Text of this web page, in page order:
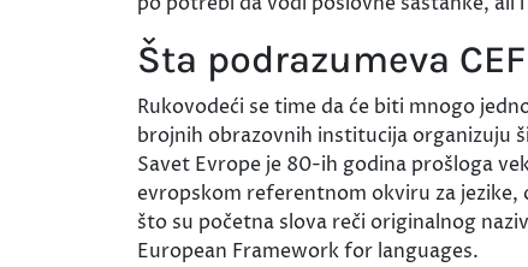
Šta podrazumeva
Rukovodeći se time da će biti mnogo
brojnih obrazovnih institucija organizuju
Savet Evrope je 80-ih godina prošloga
evropskom referentnom okviru za jezike,
što su početna slova reči originalnog
European Framework for languages.